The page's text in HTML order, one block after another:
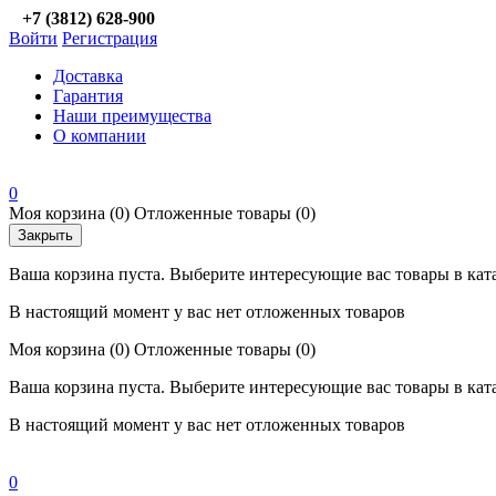
+7 (3812) 628-900
Войти Регистрация
Доставка
Гарантия
Наши преимущества
О компании
0
Моя корзина (0) Отложенные товары (0)
Закрыть
Ваша корзина пуста. Выберите интересующие вас товары в
В настоящий момент у вас нет отложенных товаров
Моя корзина (0) Отложенные товары (0)
Ваша корзина пуста. Выберите интересующие вас товары в
В настоящий момент у вас нет отложенных товаров
0